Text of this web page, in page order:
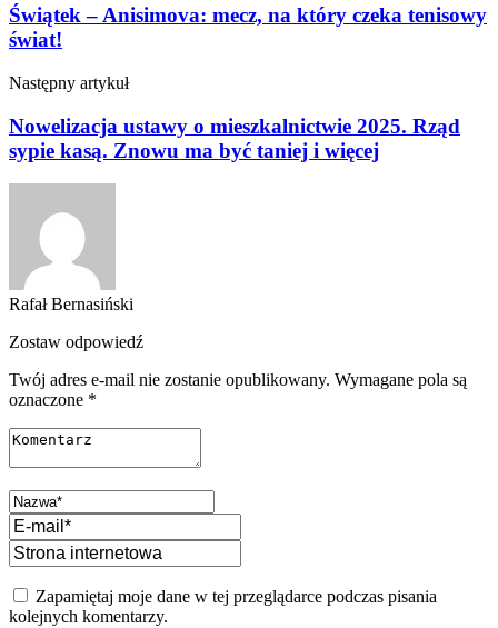
Świątek – Anisimova: mecz, na który czeka tenisowy
świat!
Następny artykuł
Nowelizacja ustawy o mieszkalnictwie 2025. Rząd
sypie kasą. Znowu ma być taniej i więcej
Rafał Bernasiński
Zostaw odpowiedź
Twój adres e-mail nie zostanie opublikowany. Wymagane pola są
oznaczone *
Zapamiętaj moje dane w tej przeglądarce podczas pisania
kolejnych komentarzy.